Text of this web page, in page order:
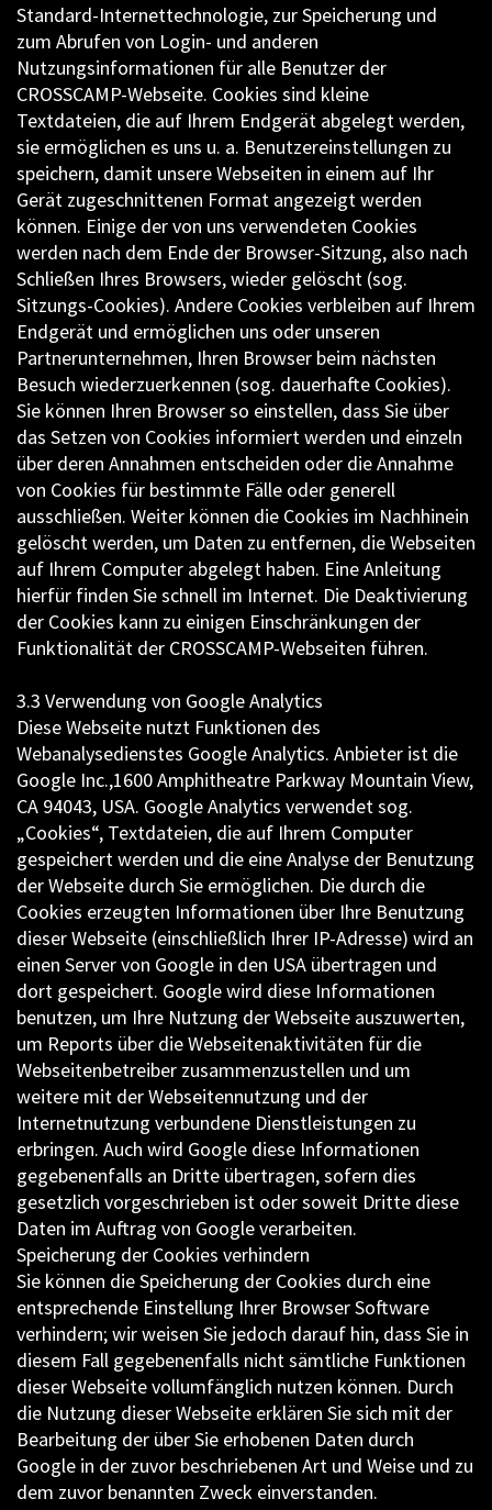
Standard-Internettechnologie, zur Speicherung und
zum Abrufen von Login- und anderen
Nutzungsinformationen für alle Benutzer der
CROSSCAMP-Webseite. Cookies sind kleine
Textdateien, die auf Ihrem Endgerät abgelegt werden,
sie ermöglichen es uns u. a. Benutzereinstellungen zu
speichern, damit unsere Webseiten in einem auf Ihr
Gerät zugeschnittenen Format angezeigt werden
können. Einige der von uns verwendeten Cookies
werden nach dem Ende der Browser-Sitzung, also nach
Schließen Ihres Browsers, wieder gelöscht (sog.
Sitzungs-Cookies). Andere Cookies verbleiben auf Ihrem
Endgerät und ermöglichen uns oder unseren
Partnerunternehmen, Ihren Browser beim nächsten
Besuch wiederzuerkennen (sog. dauerhafte Cookies).
Sie können Ihren Browser so einstellen, dass Sie über
das Setzen von Cookies informiert werden und einzeln
über deren Annahmen entscheiden oder die Annahme
von Cookies für bestimmte Fälle oder generell
ausschließen. Weiter können die Cookies im Nachhinein
gelöscht werden, um Daten zu entfernen, die Webseiten
auf Ihrem Computer abgelegt haben. Eine Anleitung
hierfür finden Sie schnell im Internet. Die Deaktivierung
der Cookies kann zu einigen Einschränkungen der
Funktionalität der CROSSCAMP-Webseiten führen.
3.3 Verwendung von Google Analytics
Diese Webseite nutzt Funktionen des
Webanalysedienstes Google Analytics. Anbieter ist die
Google Inc.,1600 Amphitheatre Parkway Mountain View,
CA 94043, USA. Google Analytics verwendet sog.
„Cookies“, Textdateien, die auf Ihrem Computer
gespeichert werden und die eine Analyse der Benutzung
der Webseite durch Sie ermöglichen. Die durch die
Cookies erzeugten Informationen über Ihre Benutzung
dieser Webseite (einschließlich Ihrer IP-Adresse) wird an
einen Server von Google in den USA übertragen und
dort gespeichert. Google wird diese Informationen
benutzen, um Ihre Nutzung der Webseite auszuwerten,
um Reports über die Webseitenaktivitäten für die
Webseitenbetreiber zusammenzustellen und um
weitere mit der Webseitennutzung und der
Internetnutzung verbundene Dienstleistungen zu
erbringen. Auch wird Google diese Informationen
gegebenenfalls an Dritte übertragen, sofern dies
gesetzlich vorgeschrieben ist oder soweit Dritte diese
Daten im Auftrag von Google verarbeiten.
Speicherung der Cookies verhindern
Sie können die Speicherung der Cookies durch eine
entsprechende Einstellung Ihrer Browser Software
verhindern; wir weisen Sie jedoch darauf hin, dass Sie in
diesem Fall gegebenenfalls nicht sämtliche Funktionen
dieser Webseite vollumfänglich nutzen können. Durch
die Nutzung dieser Webseite erklären Sie sich mit der
Bearbeitung der über Sie erhobenen Daten durch
Google in der zuvor beschriebenen Art und Weise und zu
dem zuvor benannten Zweck einverstanden.